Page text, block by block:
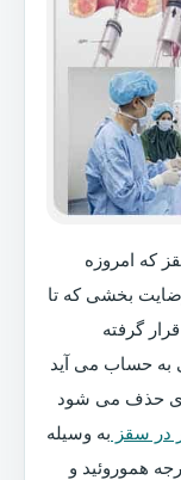
که امروزه
بخشی که تا
گرفته
به حساب می آید
حذف می شود
در سقز به وسیله
هموروئید و